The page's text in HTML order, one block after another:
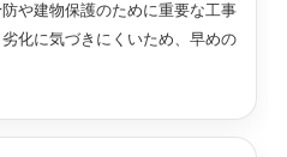
や建物保護のために重要な工事
化に気づきにくいため、早めの